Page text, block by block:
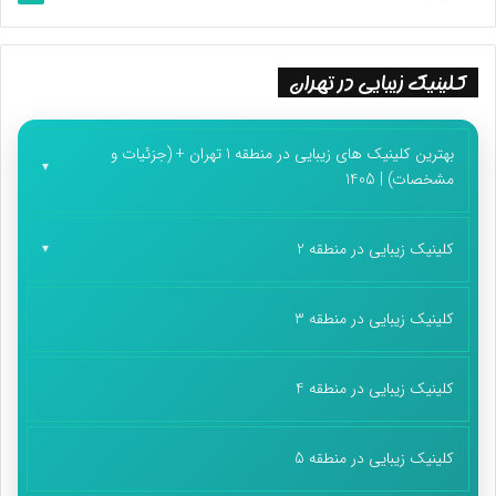
جریمه گوگل و یوتیوب(زیرمجموعه گوگل) به میزان 170 میلیون دلار به
دلیل نقض قوانین حریم خصوصی کودکان (جمع آوری اطلاعات
شخصی کودکان بدون رضایت والدین ) توسط آمریکا[4]
پرداخت جریمه ۳۹۱٫۵ میلیون دلاری توسط گوگل به آمریکا و اعتراف به
استفاده از روش‌هایی غیرقانونی برای رهگیری لوکیشن کاربران[5]
جریمه 5.5میلیون یورویی واتس‌اپ توسط کمیسیون حفاظت از داده
ایرلند به دلیل نقض قوانین حریم خصوصی[6]
تایید جریمه‌ ۲۲۵ میلیون یورویی پس از ثبت شکایاتی در ایرلند مبنی
بر استفاده واتس‌اپ از داده‌های خصوصی کاربران[7]
کلینیک زیبایی در تهران
بهترین کلینیک های زیبایی در منطقه 1 تهران + (جزئیات و
مشخصات) | 1405
کلینیک زیبایی در منطقه 2
کلینیک زیبایی در منطقه 3
کلینیک زیبایی در منطقه 4
کلینیک زیبایی در منطقه 5